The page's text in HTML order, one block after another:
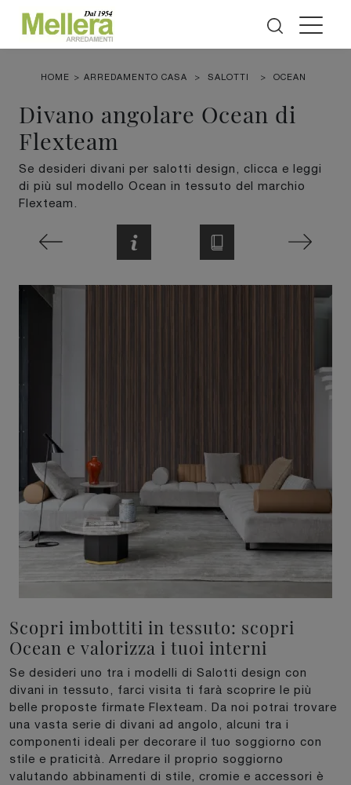
HOME > ARREDAMENTO CASA > SALOTTI > OCEAN
Divano angolare Ocean di
Flexteam
Se desideri divani per salotti design, clicca e leggi
di più sul modello Ocean in tessuto del marchio
Flexteam.
Scopri imbottiti in tessuto: scopri
Ocean e valorizza i tuoi interni
Se desideri uno tra i modelli di Salotti design con
divani in tessuto, farci visita ti farà scoprire le più
belle proposte firmate Flexteam. Da noi potrai trovare
una vasta serie di divani ad angolo, alcuni tra i
componenti ideali per decorare il tuo soggiorno con
stile e praticità. Arredare il proprio soggiorno
valutando abbinamenti di stile, cromie e accessori è